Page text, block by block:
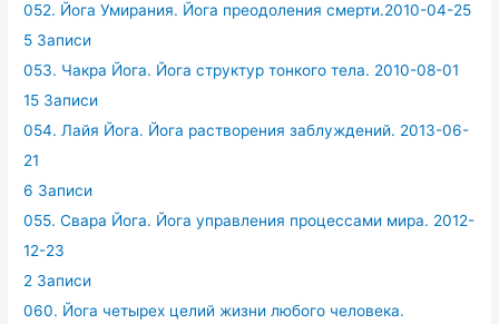
052. Йога Умирания. Йога преодоления смерти.2010-04-25
5 Записи
053. Чакра Йога. Йога структур тонкого тела. 2010-08-01
15 Записи
054. Лайя Йога. Йога растворения заблуждений. 2013-06-
21
6 Записи
055. Свара Йога. Йога управления процессами мира. 2012-
12-23
2 Записи
060. Йога четырех целий жизни любого человека.